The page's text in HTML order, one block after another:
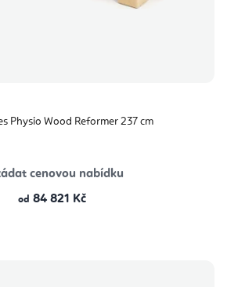
Physio Wood Reformer 237 cm
cenovou nabídku
od 84 821 Kč